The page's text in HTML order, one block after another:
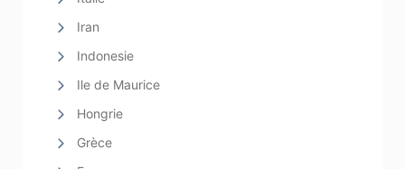
Iran
Indonesie
Ile de Maurice
Hongrie
Grèce